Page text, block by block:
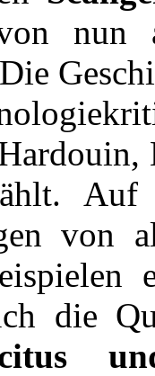
nun
Auf
von
die